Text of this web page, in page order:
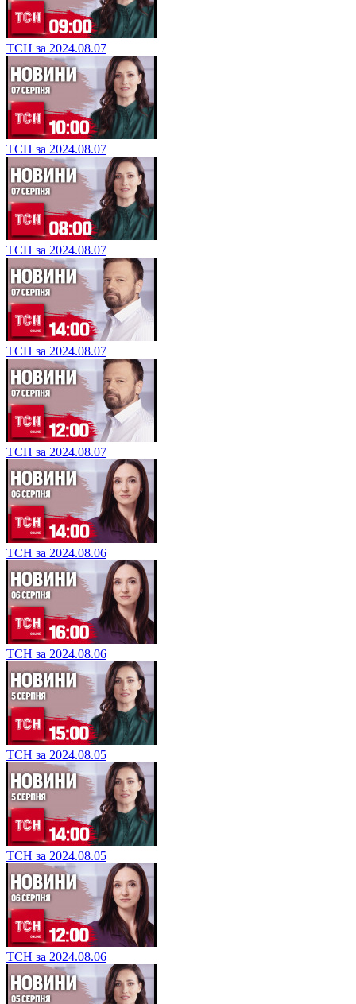
ТСН за 2024.08.07
ТСН за 2024.08.07
ТСН за 2024.08.07
ТСН за 2024.08.07
ТСН за 2024.08.07
ТСН за 2024.08.06
ТСН за 2024.08.06
ТСН за 2024.08.05
ТСН за 2024.08.05
ТСН за 2024.08.06